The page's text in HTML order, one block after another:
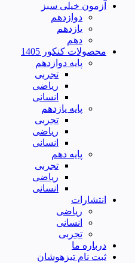
آزمون خیلی سبز
دوازدهم
یازدهم
دهم
محصولات کنکور 1405
پایه دوازدهم
تجربی
ریاضی
انسانی
پایه یازدهم
تجربی
ریاضی
انسانی
پایه دهم
تجربی
ریاضی
انسانی
انتشارات
ریاضی
انسانی
تجربی
درباره ما
ثبت نام تیزهوشان